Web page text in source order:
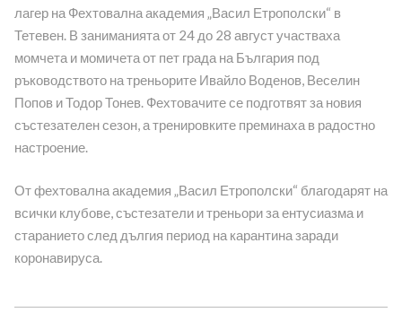
лагер на Фехтовална академия „Васил Етрополски“ в
Тетевен. В заниманията от 24 до 28 август участваха
момчета и момичета от пет града на България под
ръководството на треньорите Ивайло Воденов, Веселин
Попов и Тодор Тонев. Фехтовачите се подготвят за новия
състезателен сезон, а тренировките преминаха в радостно
настроение.
От фехтовална академия „Васил Етрополски“ благодарят на
всички клубове, състезатели и треньори за ентусиазма и
старанието след дългия период на карантина заради
коронавируса.